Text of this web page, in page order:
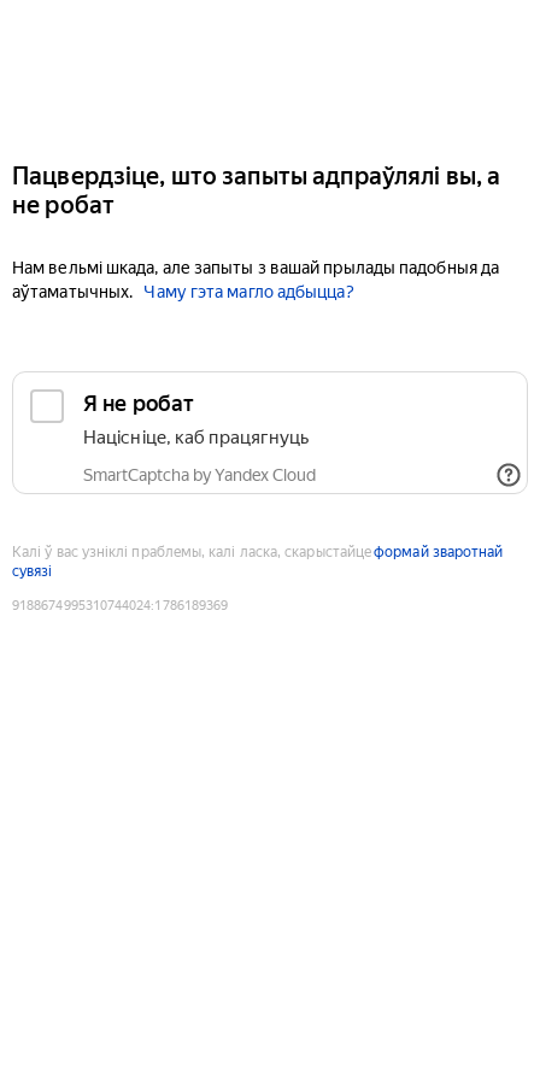
Пацвердзіце, што запыты адпраўлялі вы, а
не робат
Нам вельмі шкада, але запыты з вашай прылады падобныя да
аўтаматычных.
Чаму гэта магло адбыцца?
Я не робат
Націсніце, каб працягнуць
SmartCaptcha by Yandex Cloud
Калі ў вас узніклі праблемы, калі ласка, скарыстайцеформай зваротнай
сувязі
9188674995310744024:1786189369